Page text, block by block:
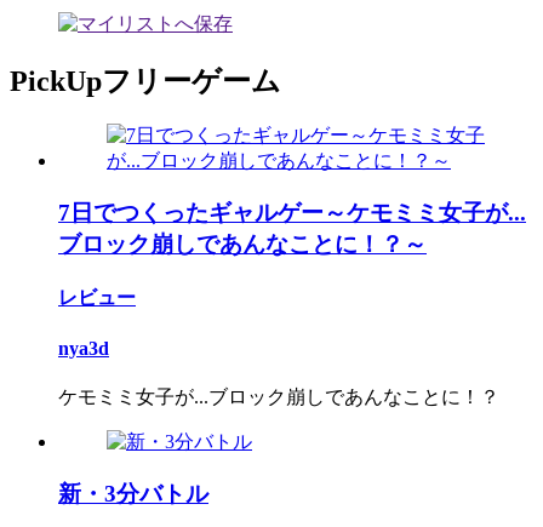
PickUpフリーゲーム
7日でつくったギャルゲー～ケモミミ女子が...
ブロック崩しであんなことに！？～
レビュー
nya3d
ケモミミ女子が...ブロック崩しであんなことに！？
新・3分バトル